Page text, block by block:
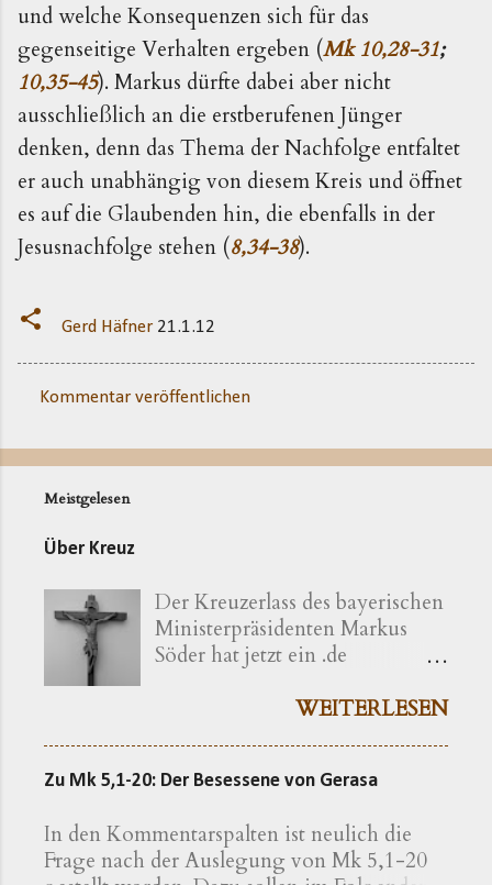
und welche Konsequenzen sich für das
gegenseitige Verhalten ergeben (Mk 10,28-31;
10,35-45). Markus dürfte dabei aber nicht
ausschließlich an die erstberufenen Jünger
denken, denn das Thema der Nachfolge entfaltet
er auch unabhängig von diesem Kreis und öffnet
es auf die Glaubenden hin, die ebenfalls in der
Jesusnachfolge stehen (8,34-38).
Gerd Häfner 21.1.12
o
e
Kommentar veröffentlichen
Meistgelesen
Über Kreuz
Der Kreuzerlass des bayerischen
Ministerpräsidenten Markus
Söder hat jetzt ein .de
Der Vorgang gibt sich im
erkennen. Die »Ökumenische
evangelischer Professoren und
Hochschullehrer der Theologie
WEITERLESEN
Zu Mk 5,1-20: Der Besessene von Gerasa
In den Kommentarspalten ist neulich die
Frage nach der Auslegung von Mk 5,1-20